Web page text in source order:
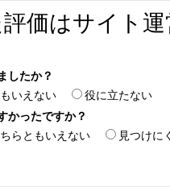
価はサイト
したか？
いえない
役に立たない
かったですか？
らともいえない 見つけに